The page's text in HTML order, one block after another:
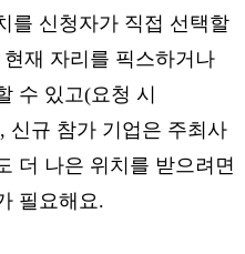
를 신청자가 직접 선택할
재 자리를 픽스하거나
수 있고(요청 시
신규 참가 기업은 주최사
더 나은 위치를 받으려면
필요해요.